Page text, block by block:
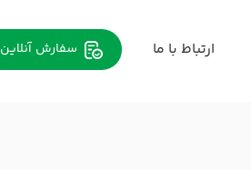
ارتباط با ما سفارش آنلاین